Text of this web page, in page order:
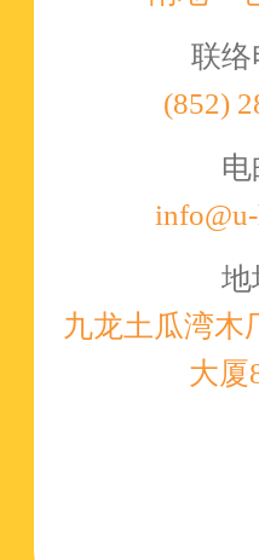
联络
(852)
电
地
九龙土瓜湾木
大厦